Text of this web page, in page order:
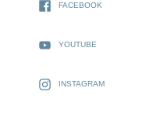
FACEBOOK
YOUTUBE
INSTAGRAM